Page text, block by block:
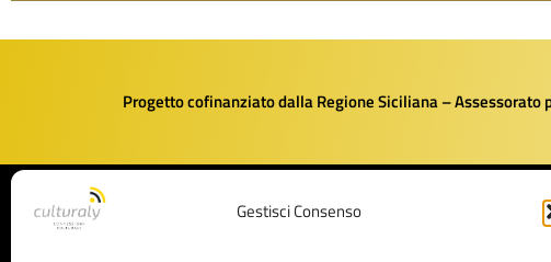
Gestisci Consenso
Progetto cofinanziato dalla Regione Siciliana –
Culturaly
BANDI E